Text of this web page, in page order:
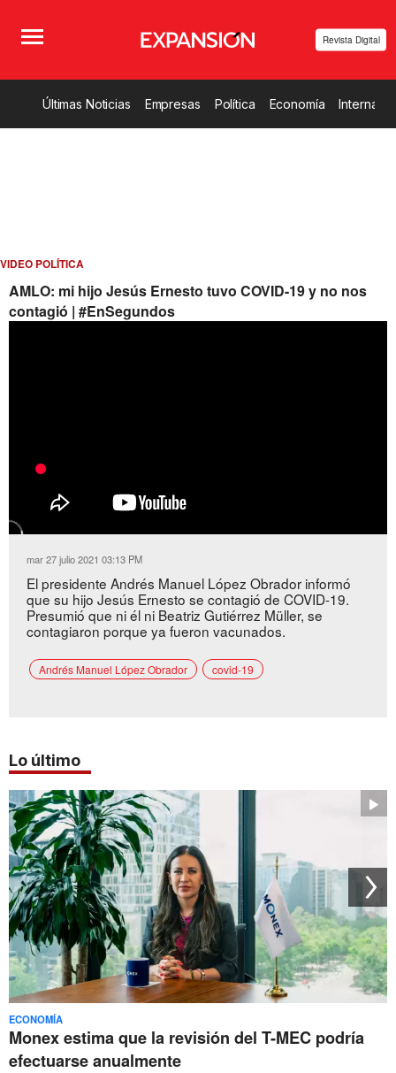
Revista Digital
Últimas Noticias Empresas Política Economía
VIDEO POLÍTICA
AMLO: mi hijo Jesús Ernesto tuvo COVID-19 y no nos
contagió | #EnSegundos
mar 27 julio 2021 03:13 PM
El presidente Andrés Manuel López Obrador informó
que su hijo Jesús Ernesto se contagió de COVID-19.
Presumió que ni él ni Beatriz Gutiérrez Müller, se
contagiaron porque ya fueron vacunados.
Andrés Manuel López Obrador covid-19
Lo último
ECONOMÍA
Monex estima que la revisión del T-MEC podría
efectuarse anualmente